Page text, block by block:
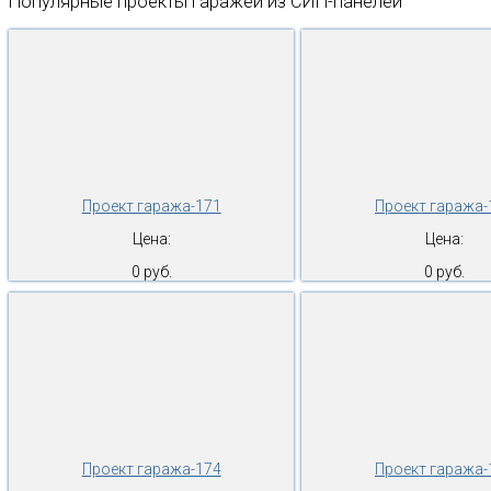
Проект гаража-171
Цена:
0 руб.
Проект
Цена:
0 руб.
Проект гаража-174 Проект